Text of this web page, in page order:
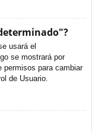
usará el
se mostrará por
permisos para cambiar
de Usuario.